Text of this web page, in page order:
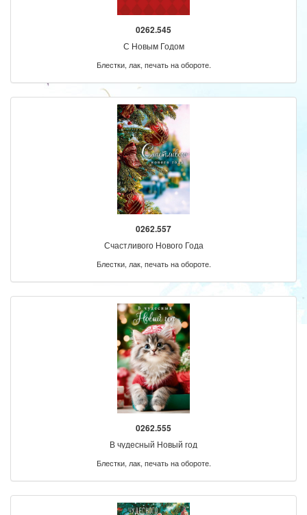
0262.545
С Новым Годом
Блестки, лак, печать на обороте.
0262.557
Счастливого Нового Года
Блестки, лак, печать на обороте.
0262.555
В чудесный Новый год
Блестки, лак, печать на обороте.